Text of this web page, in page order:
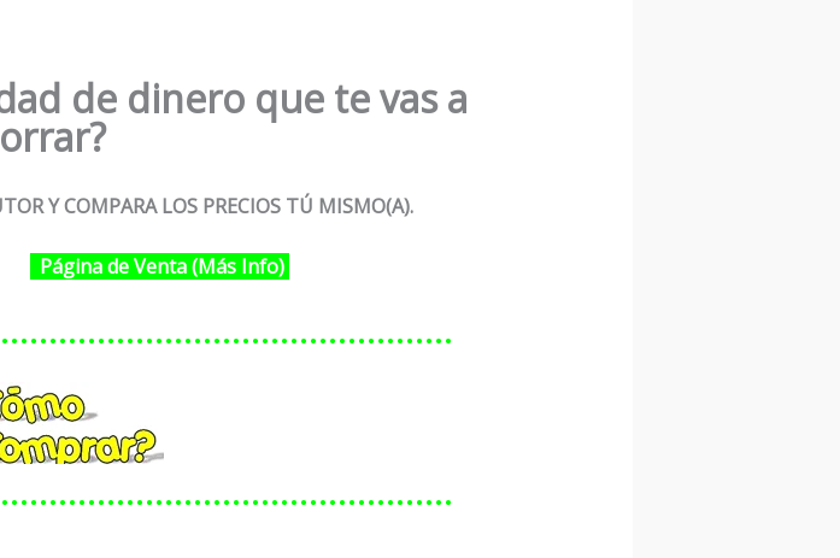
de dinero que te vas a
Y COMPARA LOS PRECIOS TÚ MISMO(A).
Página de Venta (Más Info)